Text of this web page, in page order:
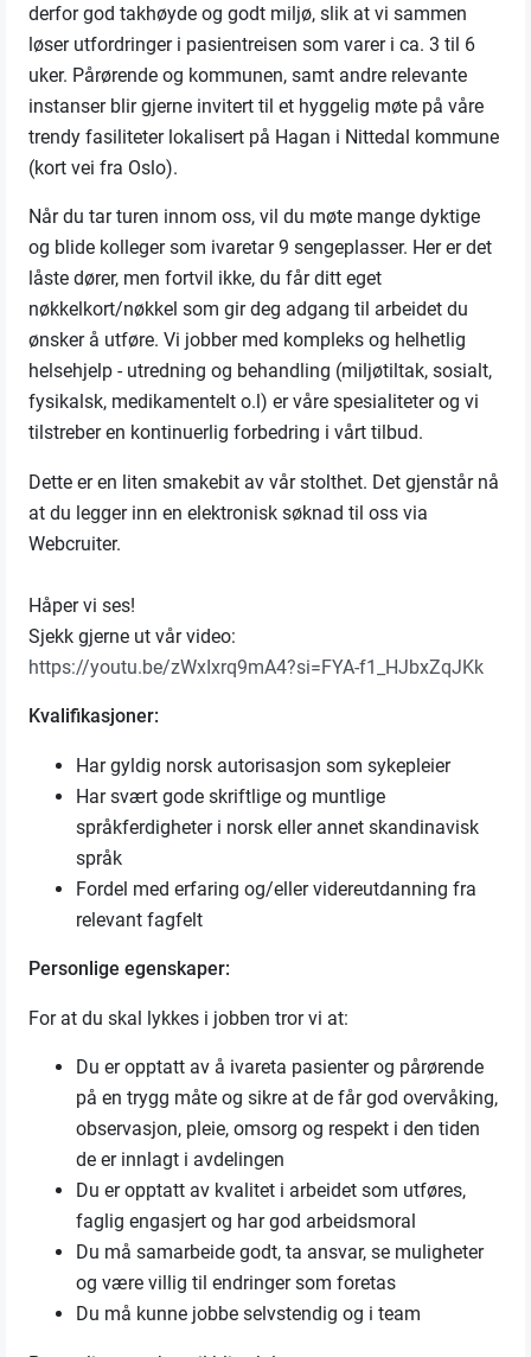
derfor god takhøyde og godt miljø, slik at vi sammen
løser utfordringer i pasientreisen som varer i ca. 3 til 6
uker. Pårørende og kommunen, samt andre relevante
instanser blir gjerne invitert til et hyggelig møte på våre
trendy fasiliteter lokalisert på Hagan i Nittedal kommune
(kort vei fra Oslo).
Når du tar turen innom oss, vil du møte mange dyktige
og blide kolleger som ivaretar 9 sengeplasser. Her er det
låste dører, men fortvil ikke, du får ditt eget
nøkkelkort/nøkkel som gir deg adgang til arbeidet du
ønsker å utføre. Vi jobber med kompleks og helhetlig
helsehjelp - utredning og behandling (miljøtiltak, sosialt,
fysikalsk, medikamentelt o.l) er våre spesialiteter og vi
tilstreber en kontinuerlig forbedring i vårt tilbud.
Dette er en liten smakebit av vår stolthet. Det gjenstår nå
at du legger inn en elektronisk søknad til oss via
Webcruiter.
Håper vi ses!
Sjekk gjerne ut vår video:
https://youtu.be/zWxIxrq9mA4?si=FYA-f1_HJbxZqJKk
Kvalifikasjoner:
Har gyldig norsk autorisasjon som sykepleier
Har svært gode skriftlige og muntlige
språkferdigheter i norsk eller annet skandinavisk
språk
Fordel med erfaring og/eller videreutdanning fra
relevant fagfelt
Personlige egenskaper:
For at du skal lykkes i jobben tror vi at:
Du er opptatt av å ivareta pasienter og pårørende
på en trygg måte og sikre at de får god overvåking,
observasjon, pleie, omsorg og respekt i den tiden
de er innlagt i avdelingen
Du er opptatt av kvalitet i arbeidet som utføres,
faglig engasjert og har god arbeidsmoral
Du må samarbeide godt, ta ansvar, se muligheter
og være villig til endringer som foretas
Du må kunne jobbe selvstendig og i team